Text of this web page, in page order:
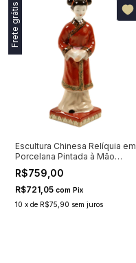
Frete grátis
Escultura Chinesa Relíquia em
Porcelana Pintada à Mão
27cm
R$759,00
R$721,05 com Pix
10 x de R$75,90 sem juros